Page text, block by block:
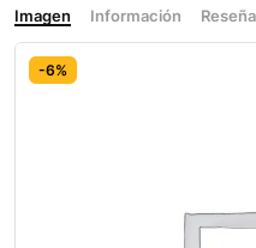
Imagen Información
-6%